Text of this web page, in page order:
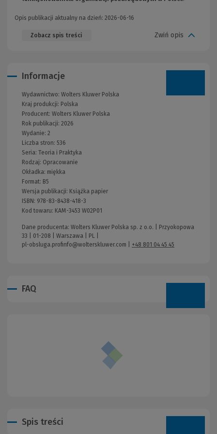
Opis publikacji aktualny na dzień: 2026-06-16
Zobacz spis treści Zwiń opis
Informacje
Wydawnictwo: Wolters Kluwer Polska
Kraj produkcji: Polska
Producent: Wolters Kluwer Polska
Rok publikacji: 2026
Wydanie: 2
Liczba stron: 536
Seria: Teoria i Praktyka
Rodzaj: Opracowanie
Okładka: miękka
Format: B5
Wersja publikacji: Książka papier
ISBN: 978-83-8438-418-3
Kod towaru: KAM-3453 W02P01
Dane producenta: Wolters Kluwer Polska sp. z o.o. | Przyokopowa
33 | 01-208 | Warszawa | PL |
pl-obsluga.profinfo@wolterskluwer.com
+48 801 04 45 45
Spis treści
FAQ